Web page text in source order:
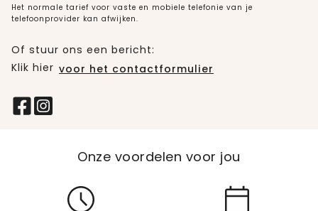
Het normale tarief voor vaste en mobiele telefonie van je
telefoonprovider kan afwijken.
Of stuur ons een bericht:
Klik hier voor het contactformulier
Onze voordelen voor jou